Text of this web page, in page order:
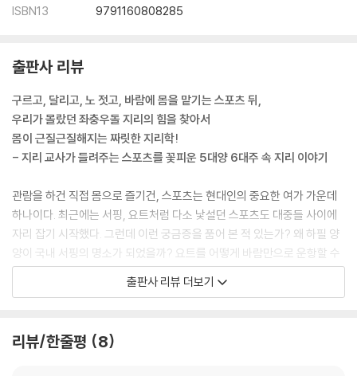
ISBN13 9791160808285
출판사 리뷰
구르고, 달리고, 노 젓고, 바람에 몸을 맡기는 스포츠 뒤,
우리가 몰랐던 좌충우돌 지리의 힘을 찾아서
몸이 근질근질해지는 짜릿한 지리학!
- 지리 교사가 들려주는 스포츠를 꽃피운 5대양 6대주 속 지리 이야기
관람을 하건 직접 몸으로 즐기건, 스포츠는 현대인의 중요한 여가 가운데
하나이다. 최근에는 서핑, 요트처럼 다소 낯설던 스포츠도 대중들 사이에
자리 잡기 시작했다. 그런데 이런 궁금증을 품어 본 적 있는가? 왜 하필 양
양이 국내 서핑의 명소가 되었을까? 요트를 어떻게 바람만으로 운항할 수
있을까? 《스포츠로 만나는 지리》는 이런 질문에서 출발했다.
우리에게 익숙한 이 스포츠들이 지금의 형태를 갖추기까지 지구의 땅, 물,
출판사 리뷰 더보기
리뷰/한줄평 8